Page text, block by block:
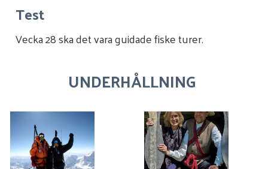
Test
Vecka 28 ska det vara guidade fiske turer.
UNDERHÅLLNING